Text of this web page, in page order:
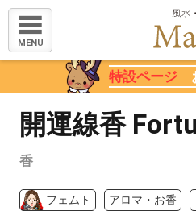
MENU
特設ページ
開運線香
香
フェムト アロマ・お香